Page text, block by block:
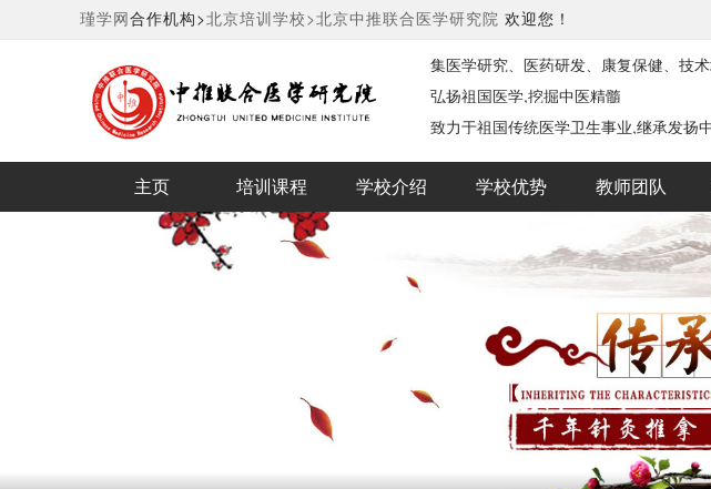
瑾学网合作机构>北京培训学校>北京中推联合医学研究院 欢迎您！
集医学研究、医药研发、康复保健、技
弘扬祖国医学,挖掘中医精髓
致力于祖国传统医学卫生事业,继承发扬
主页 培训课程 学校介绍 学校优势 教师团队